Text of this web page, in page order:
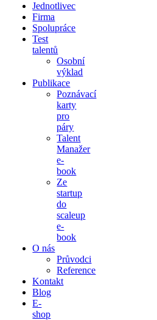
Jednotlivec
Firma
Spolupráce
Test
talentů
Osobní
výklad
Publikace
Poznávací
karty
pro
páry
Talent
Manažer
e-
book
Ze
startup
do
scaleup
e-
book
O nás
Průvodci
Reference
Kontakt
Blog
E-
shop